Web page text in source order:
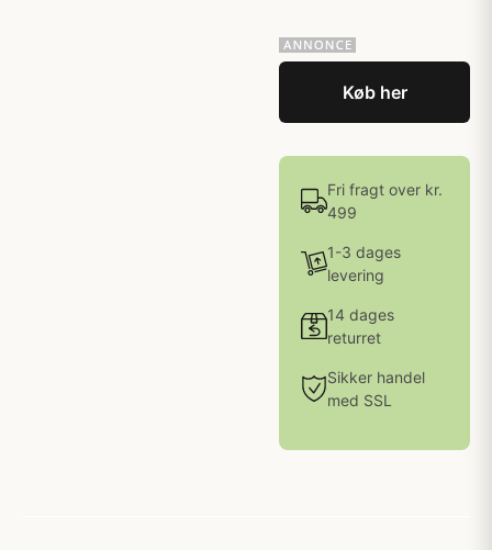
Køb her
Fri fragt over kr.
499
1-3 dages
levering
14 dages
returret
Sikker handel
med SSL